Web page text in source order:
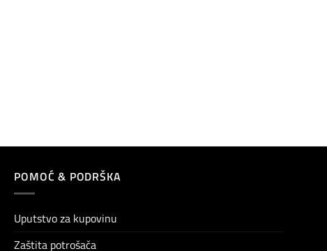
POMOĆ & PODRŠKA
Uputstvo za kupovinu
Zaštita potrošača